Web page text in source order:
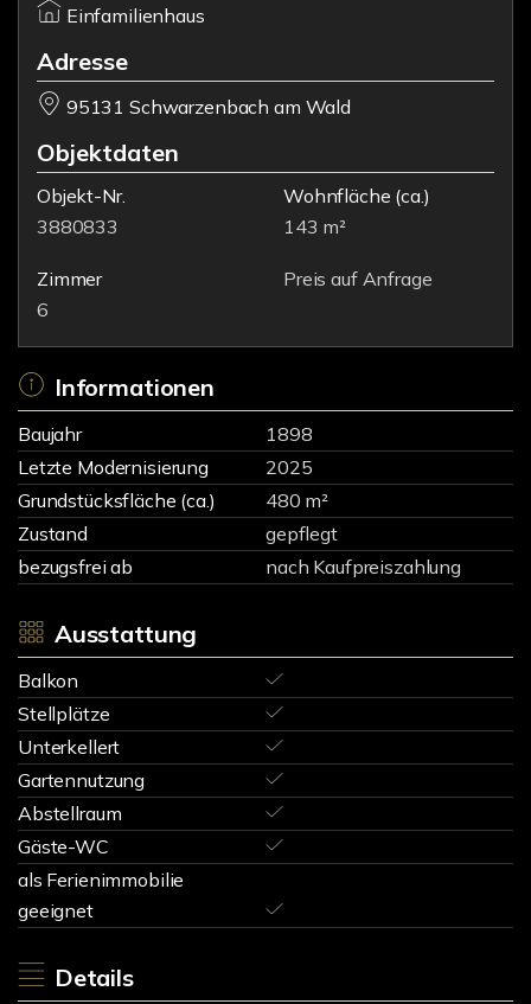
Einfamilienhaus
Adresse
95131 Schwarzenbach am Wald
Objektdaten
Objekt-Nr.
3880833
Wohnfläche (ca.)
143 m²
Zimmer
6
Preis auf Anfrage
Informationen
Baujahr
1898
Letzte Modernisierung
2025
Grundstücksfläche (ca.)
480 m²
Zustand
gepflegt
bezugsfrei ab
nach Kaufpreiszahlung
Ausstattung
Balkon
Stellplätze
Unterkellert
Gartennutzung
Abstellraum
Gäste-WC
als Ferienimmobilie
geeignet
Details